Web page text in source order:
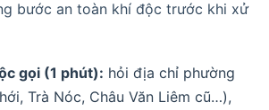
bước an toàn khí độc trước khi xử
gọi (1 phút): hỏi địa chỉ phường
Trà Nóc, Châu Văn Liêm cũ…),